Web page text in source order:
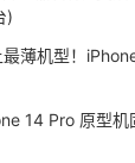
)
薄机型！
14 Pro 原型机